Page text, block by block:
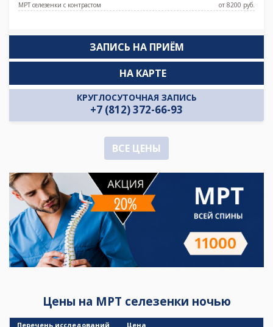
МРТ селезенки с контрастом
от 8200 pуб.
ЗАПИСЬ НА ПРИЁМ
КРУГЛОСУТОЧНАЯ ЗАПИСЬ
+7 (812) 372-66-93
НА КАРТЕ
ВСЕ ЦЕНЫ
Цены на МРТ селезенки ночью
Перечень исследований
Цена